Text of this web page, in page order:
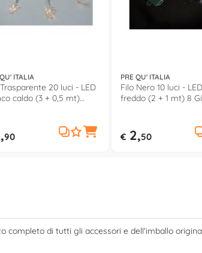
ITALIA
20 luci - LED
caldo (3 + 0,5 mt)
90
PRE QU' ITALIA
Filo Nero 10 luci -
freddo (2 + 1 mt) 8
€ 2,50
completo di tutti gli accessori e dell'imballo